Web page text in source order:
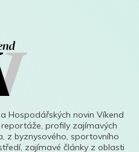
Hospodářských novin Víkend
profily zajímavých
z byznysového, sportovního
zajímavé články z oblasti